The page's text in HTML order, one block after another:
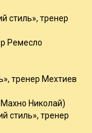
стиль», тренер
Ремесло
тренер Мехтиев
Николай)
стиль», тренер